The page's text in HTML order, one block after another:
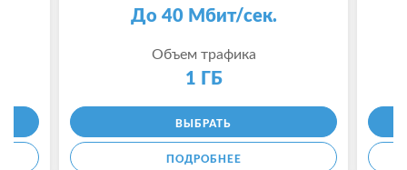
До 40 Мбит/сек.
Объем трафика
1 ГБ
ВЫБРАТЬ
ПОДРОБНЕЕ